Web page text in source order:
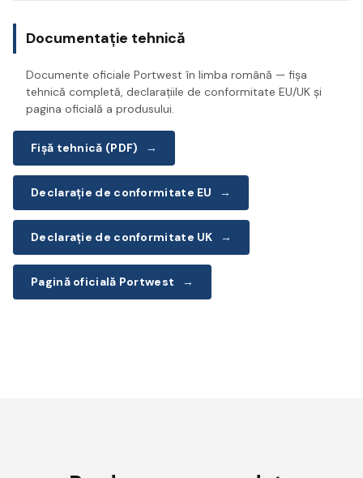
Documentație tehnică
Documente oficiale Portwest în limba română — fișa
tehnică completă, declarațiile de conformitate EU/UK și
pagina oficială a produsului.
Fișă tehnică (PDF) →
Declarație de conformitate EU →
Declarație de conformitate UK →
Pagină oficială Portwest →